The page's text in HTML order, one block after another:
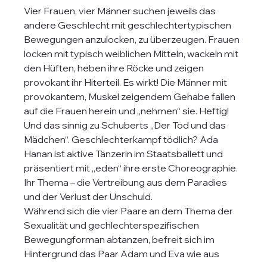
Vier Frauen, vier Männer suchen jeweils das
andere Geschlecht mit geschlechtertypischen
Bewegungen anzulocken, zu überzeugen. Frauen
locken mit typisch weiblichen Mitteln, wackeln mit
den Hüften, heben ihre Röcke und zeigen
provokant ihr Hiterteil. Es wirkt! Die Männer mit
provokantem, Muskel zeigendem Gehabe fallen
auf die Frauen herein und „nehmen“ sie. Heftig!
Und das sinnig zu Schuberts „Der Tod und das
Mädchen“. Geschlechterkampf tödlich? Ada
Hanan ist aktive Tänzerin im Staatsballett und
präsentiert mit „eden“ ihre erste Choreographie.
Ihr Thema – die Vertreibung aus dem Paradies
und der Verlust der Unschuld.
Während sich die vier Paare an dem Thema der
Sexualität und gechlechterspezifischen
Bewegungforman abtanzen, befreit sich im
Hintergrund das Paar Adam und Eva wie aus